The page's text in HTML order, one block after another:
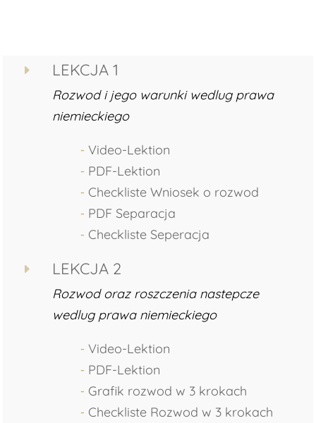
E LEKCJA 1
Rozwod i jego warunki wedlug prawa
niemieckiego
⁃ Video-Lektion
⁃ PDF-Lektion
⁃ Checkliste Wniosek o rozwod
⁃ PDF Separacja
⁃ Checkliste Seperacja
E LEKCJA 2
Rozwod oraz roszczenia nastepcze
wedlug prawa niemieckiego
⁃ Video-Lektion
⁃ PDF-Lektion
⁃ Grafik rozwod w 3 krokach
⁃ Checkliste Rozwod w 3 krokach